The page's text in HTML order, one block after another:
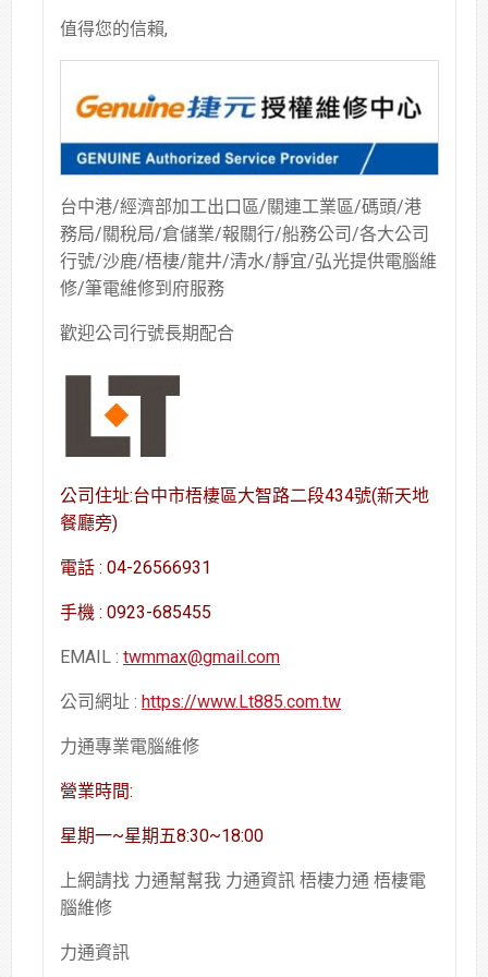
值得您的信賴,
台中港/經濟部加工出口區/關連工業區/碼頭/港
務局/關稅局/倉儲業/報關行/船務公司/各大公司
行號/沙鹿/梧棲/龍井/清水/靜宜/弘光提供電腦維
修/筆電維修到府服務
歡迎公司行號長期配合
公司住址:台中市梧棲區大智路二段434號(新天地
餐廳旁)
電話 : 04-26566931
手機 : 0923-685455
EMAIL : twmmax@gmail.com
公司網址 : https://www.Lt885.com.tw
力通專業電腦維修
營業時間:
星期一~星期五8:30~18:00
上網請找 力通幫幫我 力通資訊 梧棲力通 梧棲電
腦維修
力通資訊